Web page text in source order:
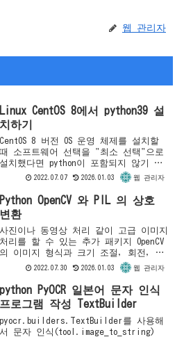
웹 관리자
Linux CentOS 8에서 python39 설
치하기
CentOS 8 버전 OS 운영 체제를 설치할
때 소프트웨어 선택을 "최소 선택"으로
설치했다면 python이 포함되지 않기 때
문에 별도의 설치 없이는 사용할 수 없
습니다. 이 글에서는 Linux 계열 OS에
서 추가...
2022.07.07 2026.01.03 웹 관리자
Python OpenCV 와 PIL 의 상호
변환
사진이나 동영상 처리 같이 고급 이미지
처리를 할 수 있는 추가 패키지 OpenCV
의 이미지 형식과 크기 조절, 회전, 부
분 자르기와 같은 간단한 작업을 하는
추가 패키지 FIL(Python Imaging
Libra...
2022.07.30 2026.01.03 웹 관리자
python PyOCR 일본어 문자 인식
프로그램 작성 TextBuilder
pyocr.builders.TextBuilder를 사용해
서 문자 인식(tool.image_to_string)